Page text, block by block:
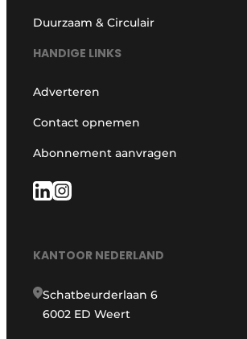
Duurzaam & Circulair
HANDIGE LINKS
Adverteren
Contact opnemen
Abonnement aanvragen
KANTOOR NEDERLAND
Schatbeurderlaan 6
6002 ED Weert